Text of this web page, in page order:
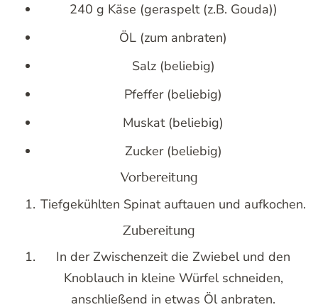
240 g Käse (geraspelt (z.B. Gouda))
ÖL (zum anbraten)
Salz (beliebig)
Pfeffer (beliebig)
Muskat (beliebig)
Zucker (beliebig)
Vorbereitung
Tiefgekühlten Spinat auftauen und aufkochen.
Zubereitung
In der Zwischenzeit die Zwiebel und den
Knoblauch in kleine Würfel schneiden,
anschließend in etwas Öl anbraten.